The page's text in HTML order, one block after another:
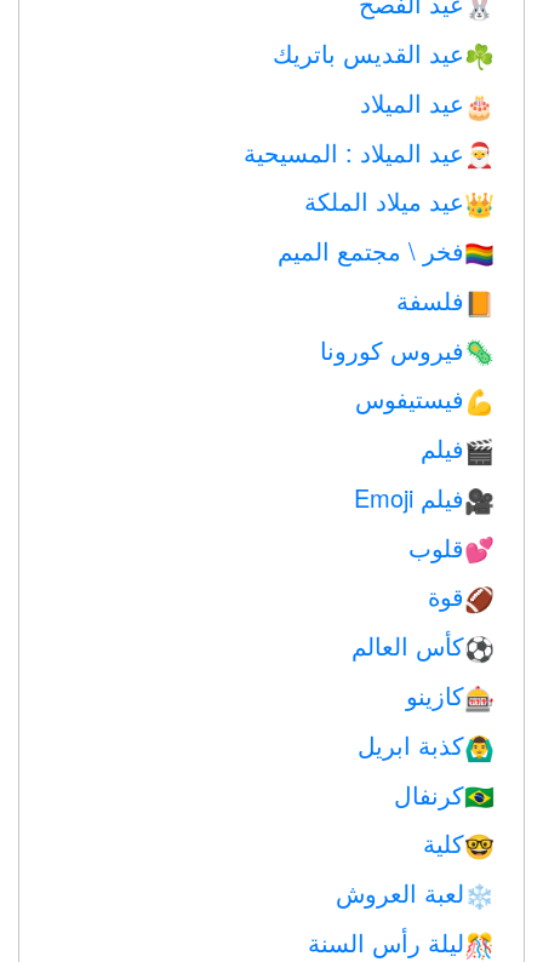
🐰
☘️عيد القديس باتريك
🎂 عيد الميلاد
🎅 عيد الميلاد : المسيحية
👑عيد ميلاد الملكة
🏳️‍🌈فخر \ مجتمع الميم
📙 فلسفة
🦠فيروس كورونا
💪 فيستيفوس
🎬فيلم
🎥فيلم Emoji
💕قلوب
🏈قوة
⚽كأس العالم
🎰كازينو
🙆‍♂️كذبة ابريل
🇧🇷كرنفال
🤓كلية
❄️لعبة العروش
🎊ليلة رأس السنة